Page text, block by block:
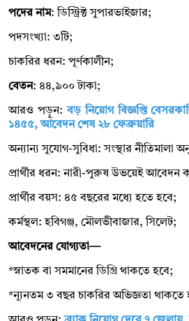
পদের নাম: ডিস্ট্রিক্ট সুপারভাইজার;
পদসংখ্যা: ৩টি;
চাকরির ধরন: পূর্ণকালীন;
বেতন: ৪৪,৯০০ টাকা;
আরও পড়ুন:বড় নিয়োগ বিজ্ঞপ্তি
১৪৫৫, আবেদন শেষ ২৮ ফেব্রুয়ারি
অন্যান্য সুযোগ-সুবিধা: সংস্থার নীতিমালা
প্রার্থীর ধরন: নারী-পুরুষ উভয়েই আবেদন
প্রার্থীর বয়স: ৪৫ বছরের মধ্যে হতে হবে;
কর্মস্থল: হবিগঞ্জ, মৌলভীবাজার, সিলেট;
আবেদনের যোগ্যতা—
*স্নাতক বা সমমানের ডিগ্রি থাকতে হবে;
*ন্যূনতম ৩ বছর চাকরির অভিজ্ঞতা থাকতে